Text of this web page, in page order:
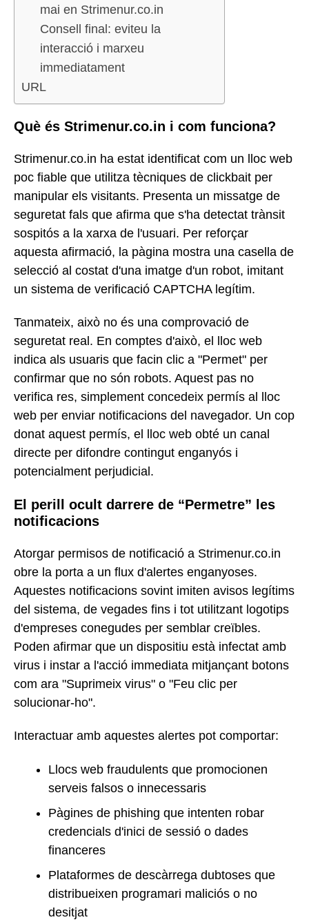
mai en Strimenur.co.in
Consell final: eviteu la
interacció i marxeu
immediatament
URL
Què és Strimenur.co.in i com funciona?
Strimenur.co.in ha estat identificat com un lloc web
poc fiable que utilitza tècniques de clickbait per
manipular els visitants. Presenta un missatge de
seguretat fals que afirma que s'ha detectat trànsit
sospitós a la xarxa de l'usuari. Per reforçar
aquesta afirmació, la pàgina mostra una casella de
selecció al costat d'una imatge d'un robot, imitant
un sistema de verificació CAPTCHA legítim.
Tanmateix, això no és una comprovació de
seguretat real. En comptes d'això, el lloc web
indica als usuaris que facin clic a "Permet" per
confirmar que no són robots. Aquest pas no
verifica res, simplement concedeix permís al lloc
web per enviar notificacions del navegador. Un cop
donat aquest permís, el lloc web obté un canal
directe per difondre contingut enganyós i
potencialment perjudicial.
El perill ocult darrere de “Permetre” les
notificacions
Atorgar permisos de notificació a Strimenur.co.in
obre la porta a un flux d'alertes enganyoses.
Aquestes notificacions sovint imiten avisos legítims
del sistema, de vegades fins i tot utilitzant logotips
d'empreses conegudes per semblar creïbles.
Poden afirmar que un dispositiu està infectat amb
virus i instar a l'acció immediata mitjançant botons
com ara "Suprimeix virus" o "Feu clic per
solucionar-ho".
Interactuar amb aquestes alertes pot comportar:
Llocs web fraudulents que promocionen
serveis falsos o innecessaris
Pàgines de phishing que intenten robar
credencials d'inici de sessió o dades
financeres
Plataformes de descàrrega dubtoses que
distribueixen programari maliciós o no
desitjat